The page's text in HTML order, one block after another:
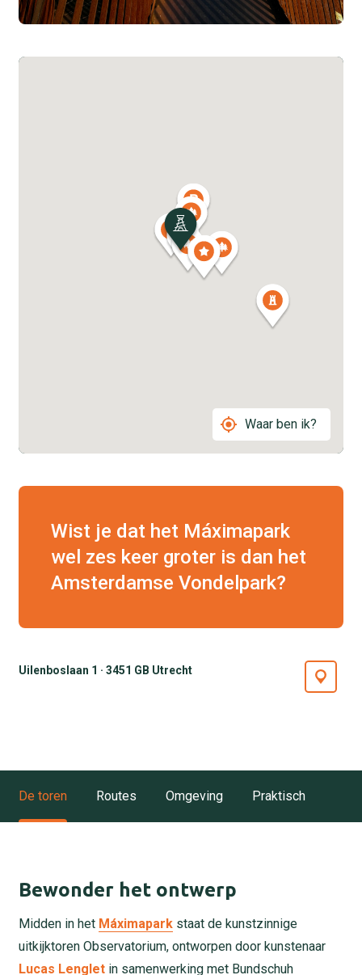
Waar ben ik?
Wist je dat het Máximapark
wel zes keer groter is dan het
Amsterdamse Vondelpark?
Uilenboslaan 1 · 3451 GB Utrecht
De toren Routes Omgeving Praktisch
Bewonder het ontwerp
Midden in het Máximapark staat de kunstzinnige
uitkijktoren Observatorium, ontworpen door kunstenaar
Lucas Lenglet in samenwerking met Bundschuh